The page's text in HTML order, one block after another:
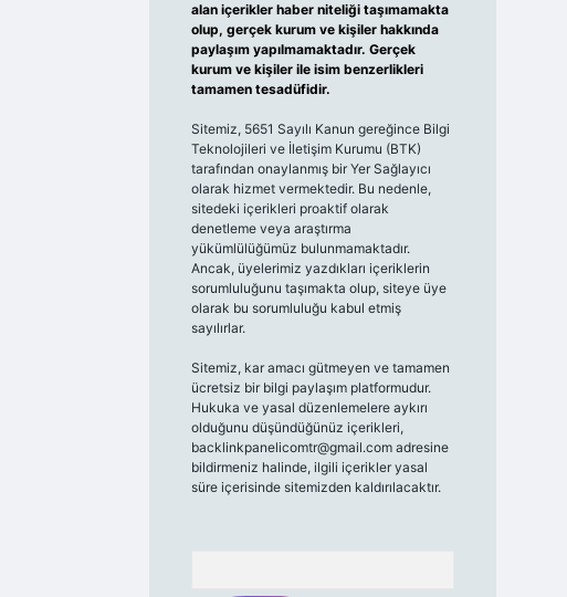
alan içerikler haber niteliği taşımamakta
olup, gerçek kurum ve kişiler hakkında
paylaşım yapılmamaktadır. Gerçek
kurum ve kişiler ile isim benzerlikleri
tamamen tesadüfidir.
Sitemiz, 5651 Sayılı Kanun gereğince Bilgi
Teknolojileri ve İletişim Kurumu (BTK)
tarafından onaylanmış bir Yer Sağlayıcı
olarak hizmet vermektedir. Bu nedenle,
sitedeki içerikleri proaktif olarak
denetleme veya araştırma
yükümlülüğümüz bulunmamaktadır.
Ancak, üyelerimiz yazdıkları içeriklerin
sorumluluğunu taşımakta olup, siteye üye
olarak bu sorumluluğu kabul etmiş
sayılırlar.
Sitemiz, kar amacı gütmeyen ve tamamen
ücretsiz bir bilgi paylaşım platformudur.
Hukuka ve yasal düzenlemelere aykırı
olduğunu düşündüğünüz içerikleri,
backlinkpanelicomtr@gmail.comadresine
bildirmeniz halinde, ilgili içerikler yasal
süre içerisinde sitemizden kaldırılacaktır.